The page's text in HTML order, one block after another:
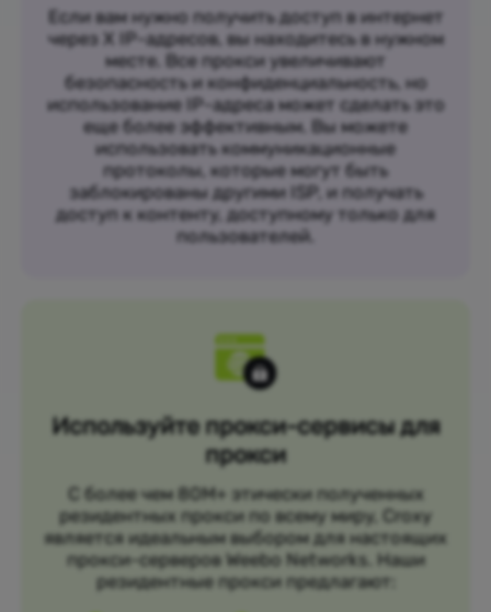
Если вам нужно получить доступ в интернет
через X IP-адресов, вы находитесь в нужном
месте. Все прокси увеличивают
безопасность и конфиденциальность, но
использование IP-адреса может сделать это
еще более эффективным. Вы можете
использовать коммуникационные
протоколы, которые могут быть
заблокированы другими ISP, и получать
доступ к контенту, доступному только для
пользователей.
Используйте прокси-сервисы для
прокси
С более чем 80M+ этически полученных
резидентных прокси по всему миру, Croxy
является идеальным выбором для настоящих
прокси-серверов Weebo Networks. Наши
резидентные прокси предлагают: